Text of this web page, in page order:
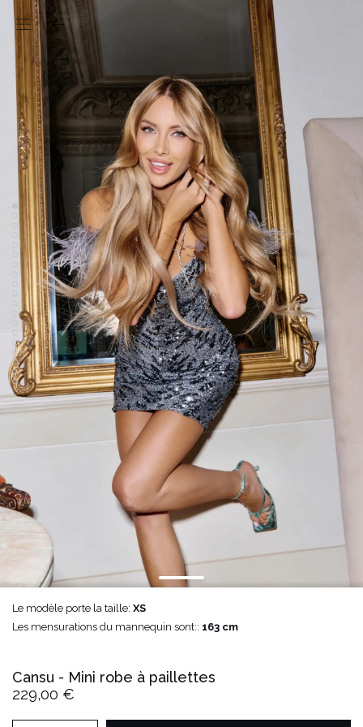
Cansu - Mini robe à paillettes
229,00 €
Le modèle porte la taille: XS
Les mensurations du mannequin sont:: 163 cm